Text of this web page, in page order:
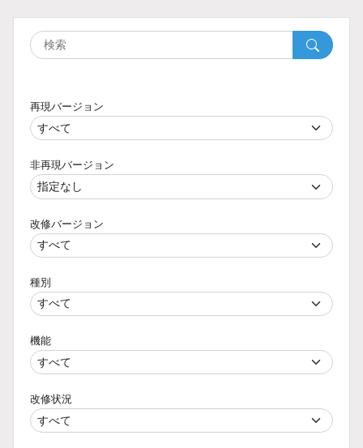
再現バージョン
非再現バージョン
改修バージョン
種別
機能
改修状況